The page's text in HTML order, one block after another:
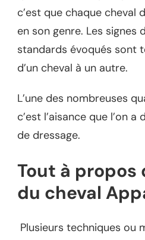
c’est que chaque cheval
en son genre. Les signes
standards évoqués sont
d’un cheval à un autre.
L’une des nombreuses
c’est l’aisance que l’on
de dressage.
Tout à propos
du cheval
Plusieurs techniques ou